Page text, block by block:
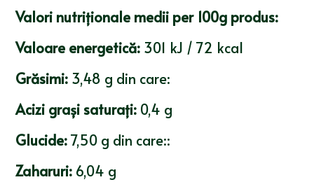
Valori nutriționale medii per 100g produs:
Valoare energetică: 301 kJ / 72 kcal
Grăsimi: 3,48 g din care:
Acizi grași saturați: 0,4 g
Glucide:7,50 g din care::
Zaharuri: 6,04 g